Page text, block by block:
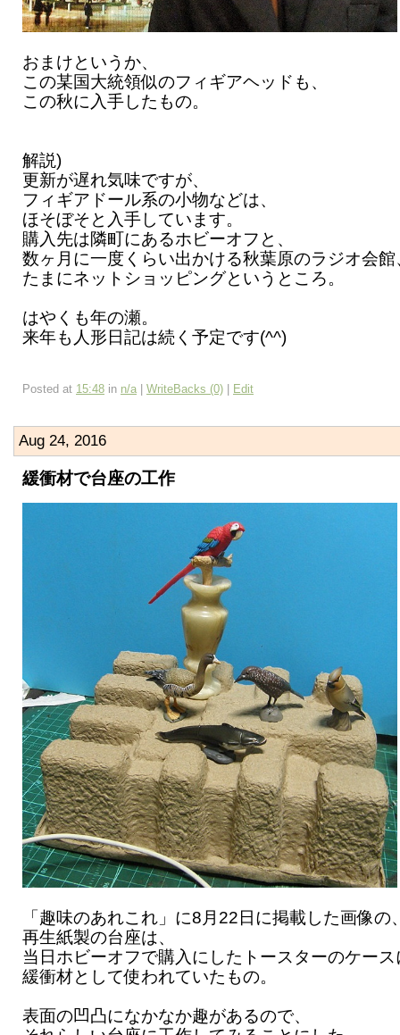
おまけというか、
この某国大統領似のフィギアヘッドも、
この秋に入手したもの。
解説)
更新が遅れ気味ですが、
フィギアドール系の小物などは、
ほそぼそと入手しています。
購入先は隣町にあるホビーオフと、
数ヶ月に一度くらい出かける秋葉原のラジオ会館
たまにネットショッピングというところ。
はやくも年の瀬。
来年も人形日記は続く予定です(^^)
Posted at 15:48 in n/a WriteBacks (0) Edit
Aug 24, 2016
緩衝材で台座の工作
「趣味のあれこれ」に8月22日に掲載した画像の
再生紙製の台座は、
当日ホビーオフで購入にしたトースターのケース
緩衝材として使われていたもの。
表面の凹凸になかなか趣があるので、